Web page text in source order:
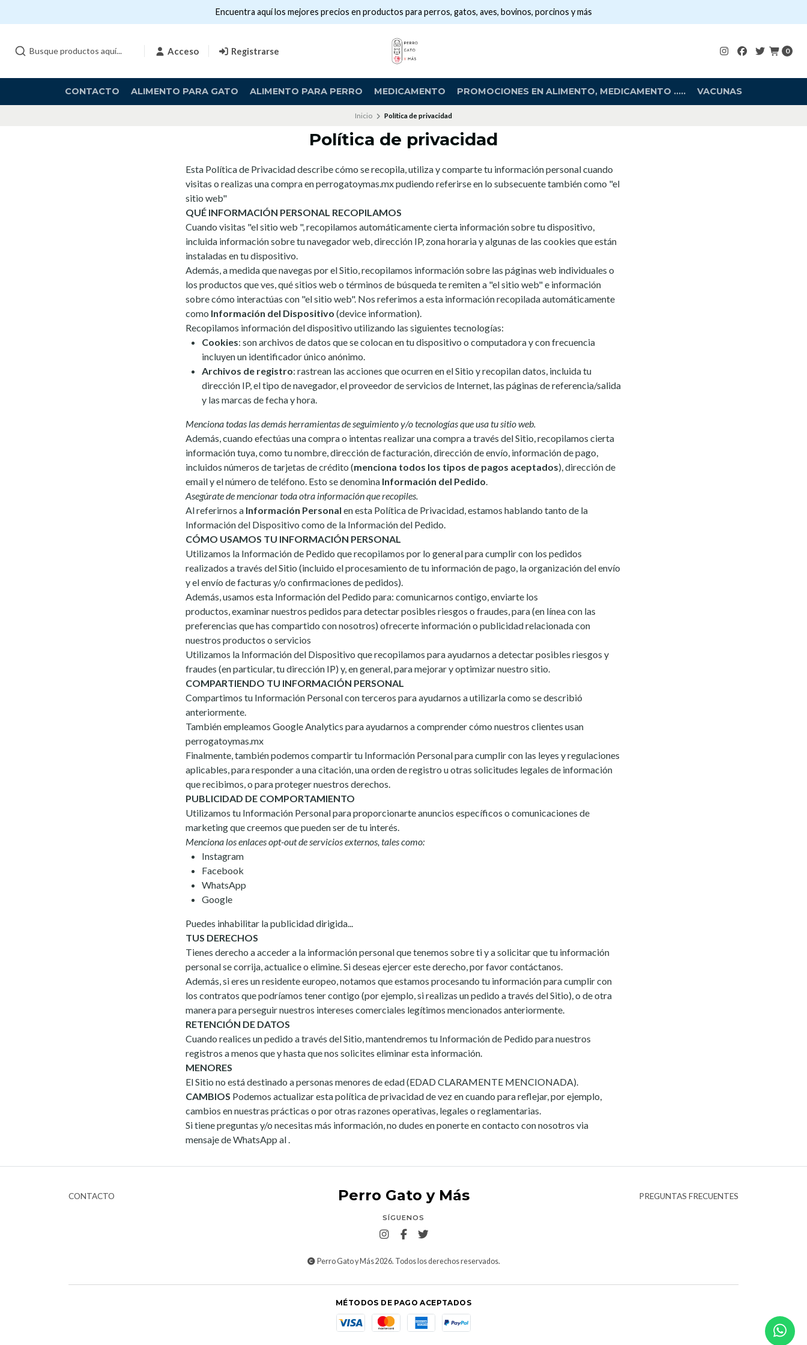
Acceso Registrarse 0
CONTACTO ALIMENTO PARA GATO ALIMENTO PARA PERRO MEDICAMENTO PROMOCIONES EN ALIMENTO, MEDICAMENTO ..... VACUNAS
Encuentra aquí los mejores precios en productos para perros, gatos, aves, bovinos, porcinos y más
Inicio Política de privacidad
Política de privacidad
Esta Política de Privacidad describe cómo se recopila, utiliza y comparte tu información personal cuando
visitas o realizas una compra en perrogatoymas.mx pudiendo referirse en lo subsecuente también como "el
sitio web"
QUÉ INFORMACIÓN PERSONAL RECOPILAMOS
Cuando visitas "el sitio web ", recopilamos automáticamente cierta información sobre tu dispositivo,
incluida información sobre tu navegador web, dirección IP, zona horaria y algunas de las cookies que están
instaladas en tu dispositivo.
Además, a medida que navegas por el Sitio, recopilamos información sobre las páginas web individuales o
los productos que ves, qué sitios web o términos de búsqueda te remiten a "el sitio web" e información
sobre cómo interactúas con "el sitio web". Nos referimos a esta información recopilada automáticamente
como Información del Dispositivo (device information).
Recopilamos información del dispositivo utilizando las siguientes tecnologías:
Cookies: son archivos de datos que se colocan en tu dispositivo o computadora y con frecuencia
incluyen un identificador único anónimo.
Archivos de registro: rastrean las acciones que ocurren en el Sitio y recopilan datos, incluida tu
dirección IP, el tipo de navegador, el proveedor de servicios de Internet, las páginas de referencia/salida
y las marcas de fecha y hora.
Menciona todas las demás herramientas de seguimiento y/o tecnologías que usa tu sitio web.
Además, cuando efectúas una compra o intentas realizar una compra a través del Sitio, recopilamos cierta
información tuya, como tu nombre, dirección de facturación, dirección de envío, información de pago,
incluidos números de tarjetas de crédito (menciona todos los tipos de pagos aceptados), dirección de
email y el número de teléfono. Esto se denomina Información del Pedido.
Asegúrate de mencionar toda otra información que recopiles.
Al referirnos a Información Personal en esta Política de Privacidad, estamos hablando tanto de la
Información del Dispositivo como de la Información del Pedido.
CÓMO USAMOS TU INFORMACIÓN PERSONAL
Utilizamos la Información de Pedido que recopilamos por lo general para cumplir con los pedidos
realizados a través del Sitio (incluido el procesamiento de tu información de pago, la organización del envío
y el envío de facturas y/o confirmaciones de pedidos).
Además, usamos esta Información del Pedido para: comunicarnos contigo, enviarte los
productos, examinar nuestros pedidos para detectar posibles riesgos o fraudes, para (en línea con las
preferencias que has compartido con nosotros) ofrecerte información o publicidad relacionada con
nuestros productos o servicios
Utilizamos la Información del Dispositivo que recopilamos para ayudarnos a detectar posibles riesgos y
fraudes (en particular, tu dirección IP) y, en general, para mejorar y optimizar nuestro sitio.
COMPARTIENDO TU INFORMACIÓN PERSONAL
Compartimos tu Información Personal con terceros para ayudarnos a utilizarla como se describió
anteriormente.
También empleamos Google Analytics para ayudarnos a comprender cómo nuestros clientes usan
perrogatoymas.mx
Finalmente, también podemos compartir tu Información Personal para cumplir con las leyes y regulaciones
aplicables, para responder a una citación, una orden de registro u otras solicitudes legales de información
que recibimos, o para proteger nuestros derechos.
PUBLICIDAD DE COMPORTAMIENTO
Utilizamos tu Información Personal para proporcionarte anuncios específicos o comunicaciones de
marketing que creemos que pueden ser de tu interés.
Menciona los enlaces opt-out de servicios externos, tales como:
Instagram
Facebook
WhatsApp
Google
Puedes inhabilitar la publicidad dirigida...
TUS DERECHOS
Tienes derecho a acceder a la información personal que tenemos sobre ti y a solicitar que tu información
personal se corrija, actualice o elimine. Si deseas ejercer este derecho, por favor contáctanos.
Además, si eres un residente europeo, notamos que estamos procesando tu información para cumplir con
los contratos que podríamos tener contigo (por ejemplo, si realizas un pedido a través del Sitio), o de otra
manera para perseguir nuestros intereses comerciales legítimos mencionados anteriormente.
RETENCIÓN DE DATOS
Cuando realices un pedido a través del Sitio, mantendremos tu Información de Pedido para nuestros
registros a menos que y hasta que nos solicites eliminar esta información.
MENORES
El Sitio no está destinado a personas menores de edad (EDAD CLARAMENTE MENCIONADA).
CAMBIOS Podemos actualizar esta política de privacidad de vez en cuando para reflejar, por ejemplo,
cambios en nuestras prácticas o por otras razones operativas, legales o reglamentarias.
Si tiene preguntas y/o necesitas más información, no dudes en ponerte en contacto con nosotros via
mensaje de WhatsApp al .
Perro Gato y Más
SÍGUENOS
Perro Gato y Más 2026. Todos los derechos reservados.
CONTACTO PREGUNTAS FRECUENTES
MÉTODOS DE PAGO ACEPTADOS